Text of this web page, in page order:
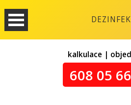
kalkulace |
608 05